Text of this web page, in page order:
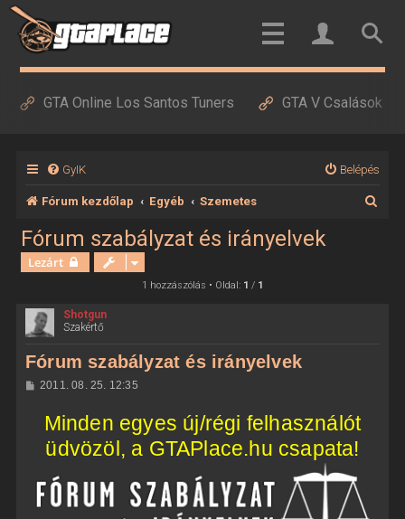
GTA Online Los Santos Tuners GTA V Csalások
GyIK Belépés
Fórum kezdőlap Egyéb Szemetes
Fórum szabályzat és irányelvek
Lezárt
1 hozzászólás • Oldal: 1 / 1
Shotgun
Szakértő
Fórum szabályzat és irányelvek
H
l
á
s
2011. 08. 25. 12:35
Minden egyes új/régi felhasználót
üdvözöl, a GTAPlace.hu csapata!